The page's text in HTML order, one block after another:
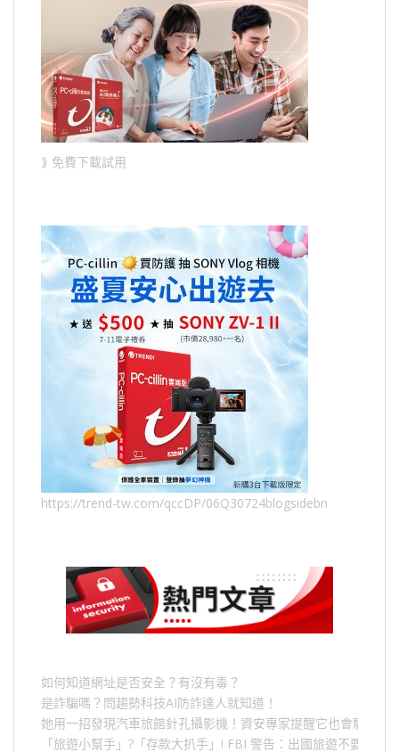
⟫ 免費下載試用
https://trend-tw.com/qccDP/06Q30724blogsidebn
如何知道網址是否安全？有沒有毒？
是詐騙嗎？問趨勢科技AI防詐達人就知道！
她用一招發現汽車旅館針孔攝影機！資安專家提醒它也會駭人成
「旅遊小幫手」 ? 「存款大扒手」 ! FBI 警告：出國旅遊不要做的